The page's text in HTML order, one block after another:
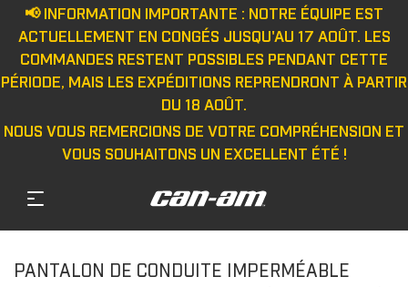
📢 INFORMATION IMPORTANTE : NOTRE ÉQUIPE EST
ACTUELLEMENT EN CONGÉS JUSQU'AU 17 AOÛT. LES
COMMANDES RESTENT POSSIBLES PENDANT CETTE
PÉRIODE, MAIS LES EXPÉDITIONS REPRENDRONT À PARTIR
DU 18 AOÛT.
NOUS VOUS REMERCIONS DE VOTRE COMPRÉHENSION ET
VOUS SOUHAITONS UN EXCELLENT ÉTÉ !
PANTALON DE CONDUITE IMPERMÉABLE